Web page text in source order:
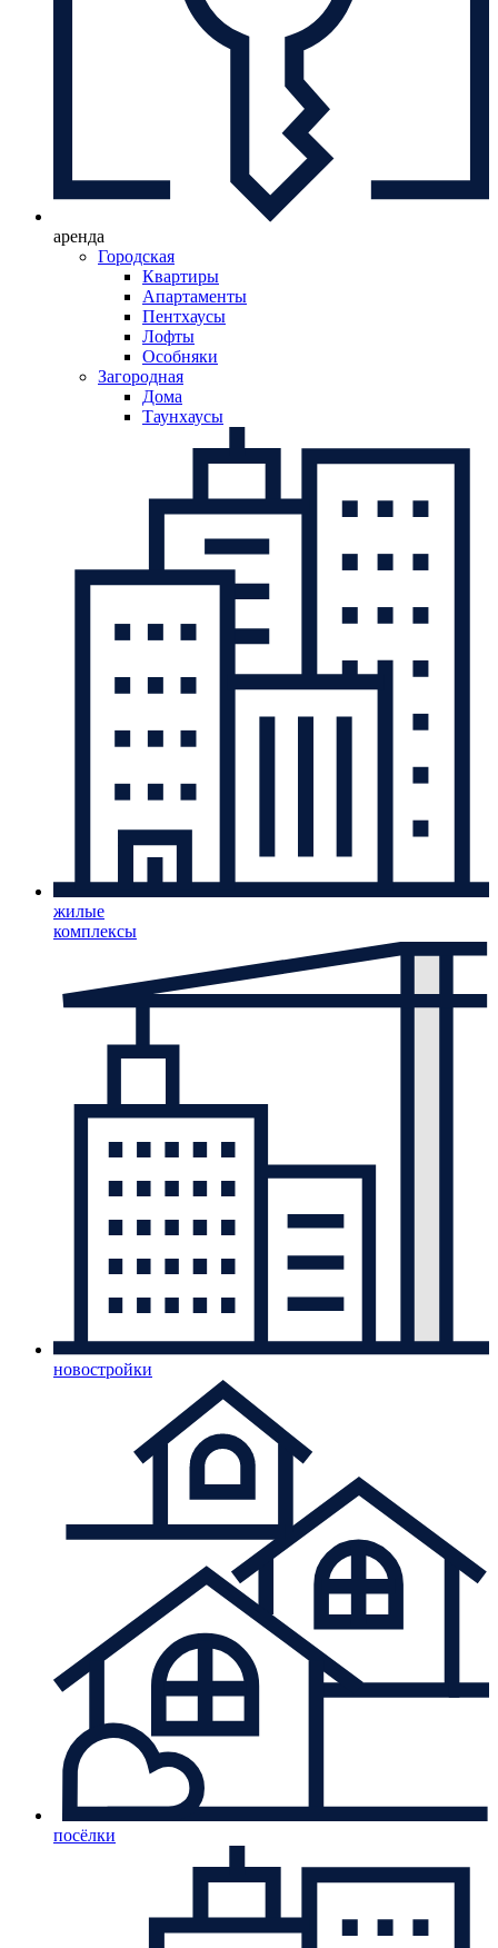
аренда
Городская
Квартиры
Апартаменты
Пентхаусы
Лофты
Особняки
Загородная
Дома
Таунхаусы
жилые
комплексы
новостройки
посёлки